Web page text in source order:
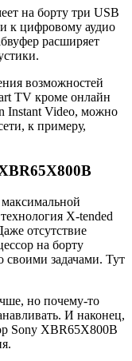
на борту три USB
к цифровому аудио
расширяет
возможностей
TV кроме онлайн
Instant Video, можно
к примеру,
максимальной
X-tended
отсутствие
на борту
своими задачами. Тут
но почему-то
И наконец,
Sony XBR65X800B